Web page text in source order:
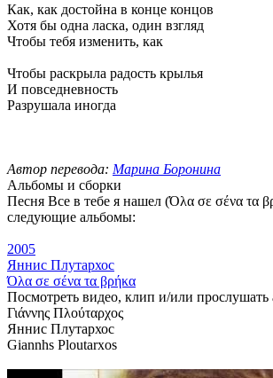
Как, как достойна в конце концов
Хотя бы одна ласка, один взгляд
Чтобы тебя изменить, как
Чтобы раскрыла радость крылья
И повседневность
Разрушала иногда
Автор перевода: Марина Боронина
Альбомы и сборки
Песня Все в тебе я нашел (Όλα σε σένα τα
следующие альбомы:
2005
Яннис Плутархос
Όλα σε σένα τα βρήκα
Посмотреть видео, клип и/или прослушать
Γιάννης Πλούταρχος
Яннис Плутархос
Giannhs Ploutarxos